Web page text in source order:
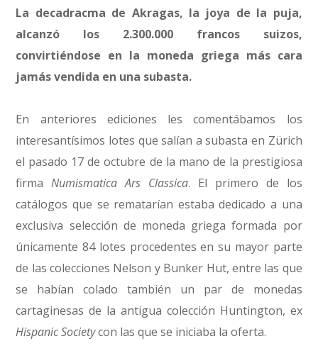
La decadracma de Akragas, la joya de la puja,
alcanzó los 2.300.000 francos suizos,
convirtiéndose en la moneda griega más cara
jamás vendida en una subasta.
En anteriores ediciones les comentábamos los
interesantísimos lotes que salían a subasta en Zürich
el pasado 17 de octubre de la mano de la prestigiosa
firmaNumismatica Ars Classica. El primero de los
catálogos que se rematarían estaba dedicado a una
exclusiva selección de moneda griega formada por
únicamente 84 lotes procedentes en su mayor parte
de las colecciones Nelson y Bunker Hut, entre las que
se habían colado también un par de monedas
cartaginesas de la antigua colección Huntington, ex
Hispanic Societycon las que se iniciaba la oferta.